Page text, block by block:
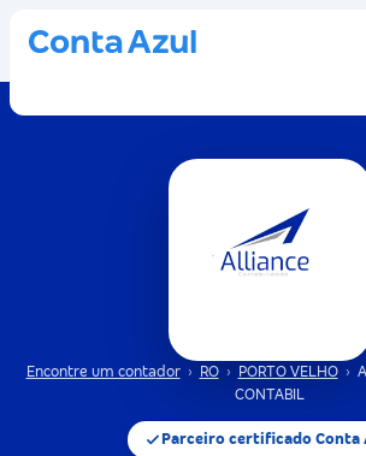
Encontre um contador › RO › PORTO VELHO ›
CONTABIL
Parceiro certificado Conta